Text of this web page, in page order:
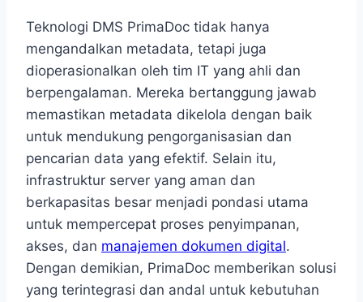
Teknologi DMS PrimaDoc tidak hanya
mengandalkan metadata, tetapi juga
dioperasionalkan oleh tim IT yang ahli dan
berpengalaman. Mereka bertanggung jawab
memastikan metadata dikelola dengan baik
untuk mendukung pengorganisasian dan
pencarian data yang efektif. Selain itu,
infrastruktur server yang aman dan
berkapasitas besar menjadi pondasi utama
untuk mempercepat proses penyimpanan,
akses, dan manajemen dokumen digital.
Dengan demikian, PrimaDoc memberikan solusi
yang terintegrasi dan andal untuk kebutuhan